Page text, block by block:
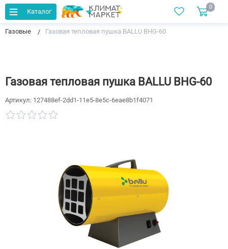
Каталог
0
Главная Каталог
Тепловые пушки и тепловентиляторы
Газовые
Газовая тепловая пушка BALLU BHG-60
Газовая тепловая пушка BALLU BHG-60
Артикул: 127488ef-2dd1-11e5-8e5c-6eae8b1f4071